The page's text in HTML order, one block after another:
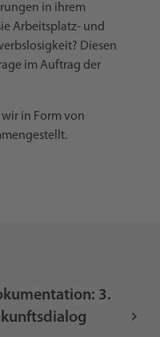
in ihrem
Arbeitsplatz- und
Diesen
im Auftrag der
in Form von
3.